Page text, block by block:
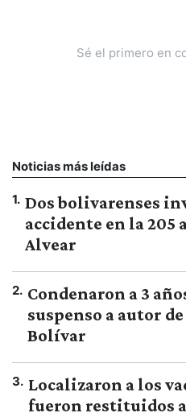
Sé el primero en
Noticias más leídas
1. Dos bolivarenses
accidente en la 205
Alvear
2. Condenaron a 3
suspenso a autor
Bolívar
3. Localizaron a los
fueron restituidos